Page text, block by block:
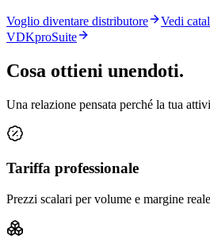
Voglio diventare distributore Vedi
VDKproSuite
Cosa ottieni unendoti.
Una relazione pensata perché la tua
Tariffa professionale
Prezzi scalari per volume e margine